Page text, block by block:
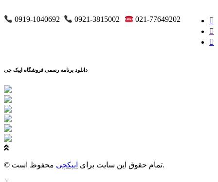
0919-1040692 0921-3815002 021-77649202
دانلود برنامه رسمی فروشگاه ایپک چی
© تمام حقوق این سایت برای ایپکچی
محفوظ است.